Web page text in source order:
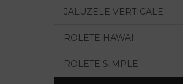
JALUZELE VERTICALE
ROLETE HAWAI
ROLETE SIMPLE